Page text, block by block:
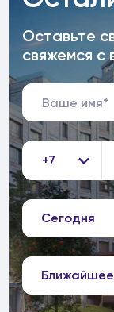
Оставьте
свяжемся с
+7
Сегодня
Ближайшее